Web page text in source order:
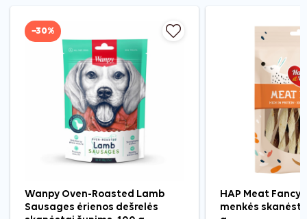
−30%
Wanpy Oven-Roasted Lamb
Sausages ėrienos dešrelės
HAP Meat Fancy
menkės